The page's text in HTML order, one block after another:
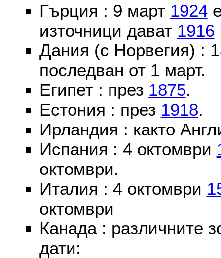
Гърция : 9 март 1924е
източници дават 1916
Дания (с Норвегия) :
последван от 1 март.
Египет : през 1875.
Естония : през 1918.
Ирландия : както
Испания : 4 октомври
октомври.
Италия : 4 октомври
октомври
Канада : различните
дати: